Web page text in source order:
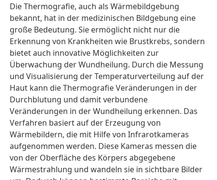
Die Thermografie, auch als Wärmebildgebung
bekannt, hat in der medizinischen Bildgebung eine
große Bedeutung. Sie ermöglicht nicht nur die
Erkennung von Krankheiten wie Brustkrebs, sondern
bietet auch innovative Möglichkeiten zur
Überwachung der Wundheilung. Durch die Messung
und Visualisierung der Temperaturverteilung auf der
Haut kann die Thermografie Veränderungen in der
Durchblutung und damit verbundene
Veränderungen in der Wundheilung erkennen. Das
Verfahren basiert auf der Erzeugung von
Wärmebildern, die mit Hilfe von Infrarotkameras
aufgenommen werden. Diese Kameras messen die
von der Oberfläche des Körpers abgegebene
Wärmestrahlung und wandeln sie in sichtbare Bilder